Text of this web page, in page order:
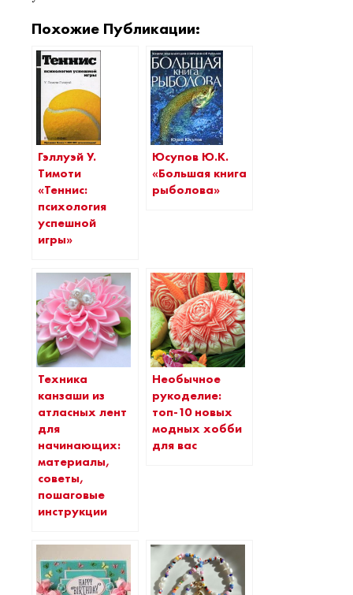
Похожие Публикации:
Гэллуэй У.
Тимоти
«Теннис:
психология
успешной
игры»
Юсупов Ю.К.
«Большая книга
рыболова»
Техника
канзаши из
атласных лент
для
начинающих:
материалы,
советы,
пошаговые
инструкции
Необычное
рукоделие:
топ-10 новых
модных хобби
для вас